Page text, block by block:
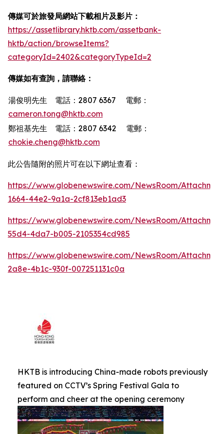
傳媒可於旅發局網站下載相片及影片：
https://assetlibrary.hktb.com/assetbank-
hktb/action/browseItems?
categoryId=2402&categoryTypeId=2
傳媒如有查詢，請聯絡：
湯俊明先生 電話：2807 6367 電郵：
cameron.tong@hktb.com
鄭祖基先生 電話：2807 6342 電郵：
chokie.cheng@hktb.com
此公告隨附的照片可在以下網址查看：
https://www.globenewswire.com/NewsRoom/
1664-44e2-9a1a-2cf813eb1ad3
https://www.globenewswire.com/NewsRoom/
55d4-4da7-b005-2105354cd985
https://www.globenewswire.com/NewsRoom/
2a8e-4b1c-930f-007251131c0a
HKTB is introducing China-made robots previously
featured on CCTV’s Spring Festival Gala to
perform and cheer at the opening ceremony